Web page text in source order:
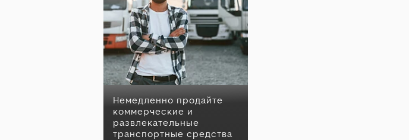
Немедленно продайте
коммерческие и
развлекательные
транспортные средства